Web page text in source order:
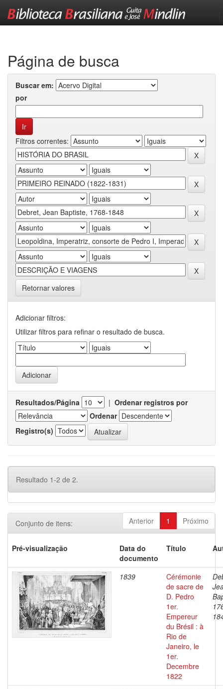
Página de busca
Buscar em:
por
Filtros correntes:
Retornar valores
Adicionar filtros:
Utilizar filtros para refinar o resultado de busca.
Resultados/Página | Ordenar registros por
Ordenar
Registro(s)
Resultado 1-2 de 2.
Anterior 1 Próximo
Conjunto de itens:
Pré-visualização
Data do
documento
Título
1839
Cérémonie
de sacre de
D. Pedro
1er.
Empereur
du Brésil : à
Rio de
Janeiro, le
1er.
Decembre
1822